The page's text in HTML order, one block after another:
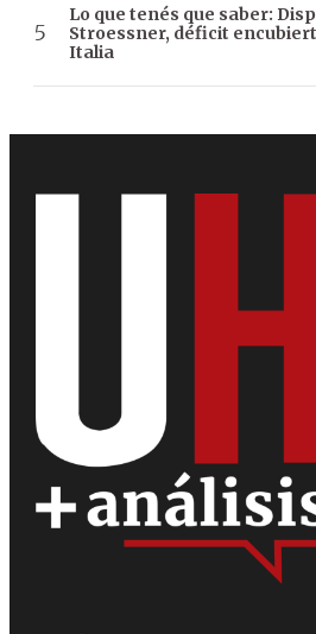
Lo que tenés que saber:
Stroessner, déficit
Italia